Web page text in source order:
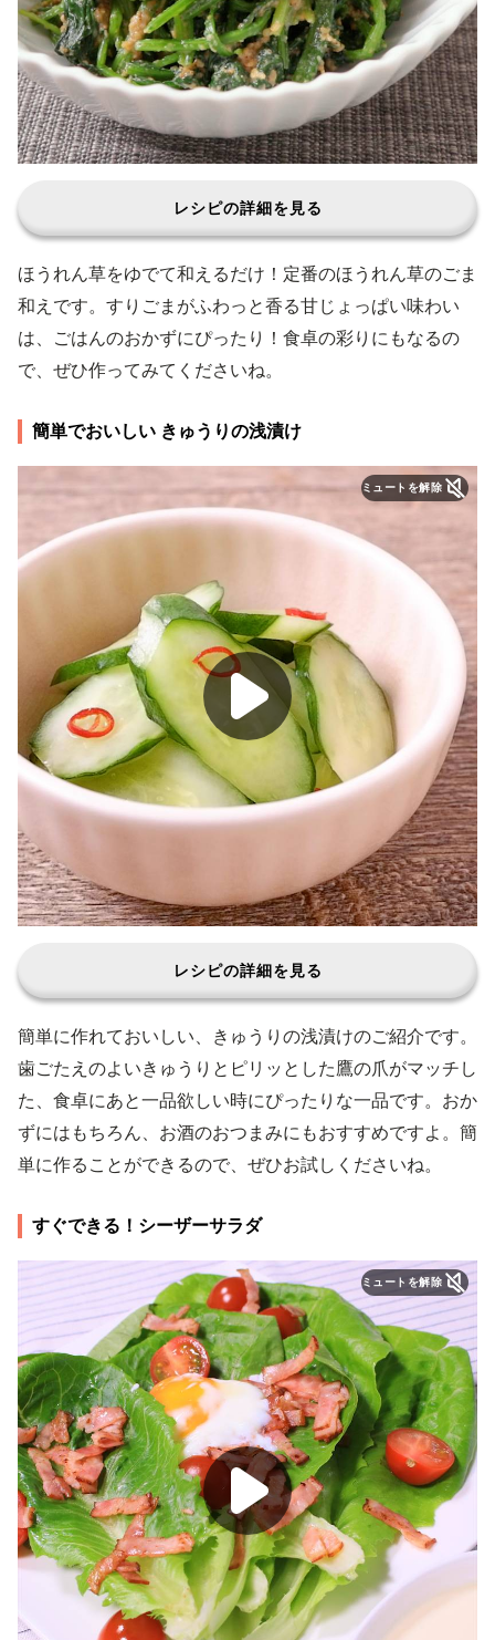
レシピの詳細を見る
ほうれん草をゆでて和えるだけ！定番のほうれん草のごま
和えです。すりごまがふわっと香る甘じょっぱい味わい
は、ごはんのおかずにぴったり！食卓の彩りにもなるの
で、ぜひ作ってみてくださいね。
簡単でおいしい きゅうりの浅漬け
ミュートを解除
レシピの詳細を見る
簡単に作れておいしい、きゅうりの浅漬けのご紹介です。
歯ごたえのよいきゅうりとピリッとした鷹の爪がマッチし
た、食卓にあと一品欲しい時にぴったりな一品です。おか
ずにはもちろん、お酒のおつまみにもおすすめですよ。簡
単に作ることができるので、ぜひお試しくださいね。
すぐできる！シーザーサラダ
ミュートを解除